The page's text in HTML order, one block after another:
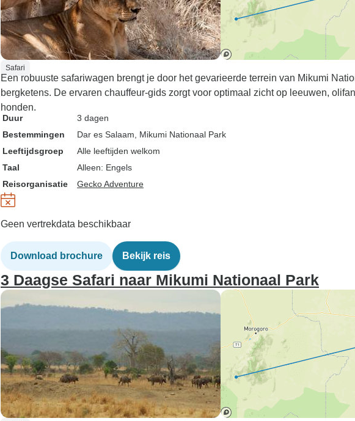
Safari
Een robuuste safariwagen brengt je door het gevarieerde terrein van Mikumi
bergketens. De ervaren chauffeur-gids zorgt voor optimaal zicht op leeuwen,
honden.
Duur
3 dagen
Bestemmingen
Dar es Salaam , Mikumi Nationaal Park
Leeftijdsgroep
Alle leeftijden welkom
Taal
Alleen: Engels
Reisorganisatie
Gecko Adventure
Geen vertrekdata beschikbaar
Download brochure Bekijk reis
3 Daagse Safari naar Mikumi Nationaal Park